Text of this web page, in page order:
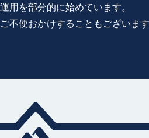
運用を部分的に始めています。
ご不便おかけすることもございま